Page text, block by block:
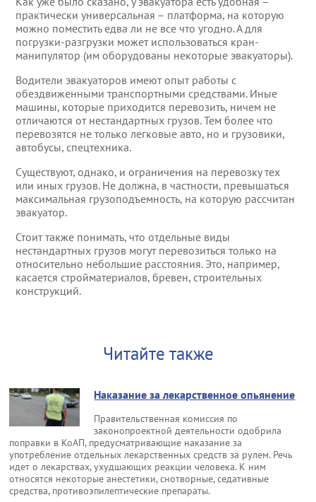
практически универсальная – платформа, на которую
можно поместить едва ли не все что угодно. А для
погрузки-разгрузки может использоваться кран-
манипулятор (им оборудованы некоторые эвакуаторы).
Водители эвакуаторов имеют опыт работы с
обездвиженными транспортными средствами. Иные
машины, которые приходится перевозить, ничем не
отличаются от нестандартных грузов. Тем более что
перевозятся не только легковые авто, но и грузовики,
автобусы, спецтехника.
Существуют, однако, и ограничения на перевозку тех
или иных грузов. Не должна, в частности, превышаться
максимальная грузоподъемность, на которую рассчитан
эвакуатор.
Стоит также понимать, что отдельные виды
нестандартных грузов могут перевозиться только на
относительно небольшие расстояния. Это, например,
касается стройматериалов, бревен, строительных
конструкций.
Читайте также
Наказание за лекарственное опьянение
Правительственная комиссия по
законопроектной деятельности одобрила
поправки в КоАП, предусматривающие наказание за
употребление отдельных лекарственных средств за рулем. Речь
идет о лекарствах, ухудшающих реакции человека. К ним
относятся некоторые анестетики, снотворные, седативные
средства, противоэпилептические препараты.